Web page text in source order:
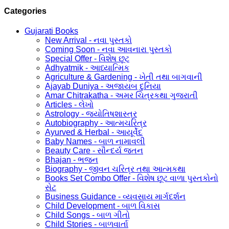
Categories
Gujarati Books
New Arrival - નવા પુસ્તકો
Coming Soon - નવા આવનારા પુસ્તકો
Special Offer - વિશેષ છૂટ
Adhyatmik - આધ્યાત્મિક
Agriculture & Gardening - ખેતી તથા બાગવાની
Ajayab Duniya - અજાયબ દુનિયા
Amar Chitrakatha - અમર ચિત્રકથા ગુજરાતી
Articles - લેખો
Astrology - જ્યોતિષશાસ્ત્ર
Autobiography - આત્મચરિત્ર
Ayurved & Herbal - આયૂર્વેદ
Baby Names - બાળ નામાવલી
Beauty Care - સૌન્દર્ય જતન
Bhajan - ભજન
Biography - જીવન ચરિત્ર તથા આત્મકથા
Books Set Combo Offer - વિશેષ છૂટ વાળા પુસ્તકોનો
સેટ
Business Guidance - વ્યવસાય માર્ગદર્શન
Child Development - બાળ વિકાસ
Child Songs - બાળ ગીતો
Child Stories - બાળવાર્તા